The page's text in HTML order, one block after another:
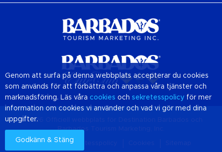
© 2026 Officiell webbplats för Destination
Barbados Tourism Marketing, Inc.
Om oss Sekretesspolicy
Genom att surfa på denna webbplats accepterar du cookies
som används för att förbättra och anpassa våra tjänster och
marknadsföring. Läs våra cookies och sekretesspolicy för mer
information om cookies vi använder och vad vi gör med dina
uppgifter.
Godkänn & Stäng